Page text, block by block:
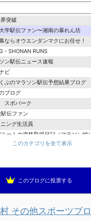
突破
学駅伝ファン〜湘南の暴れん坊
ならオウエンダンマクにお任せ！
- SHONAN RUNS
ン駅伝ニュース速報
ビ
ぶのマラソン駅伝予想結果ブログ
ブログ
スポパーク
伝ファン
ング生活員
ートの資格取得日記（マラソン編）
インランナーズのマラソン日記
このカテゴリを全て表示
このブログに投票する